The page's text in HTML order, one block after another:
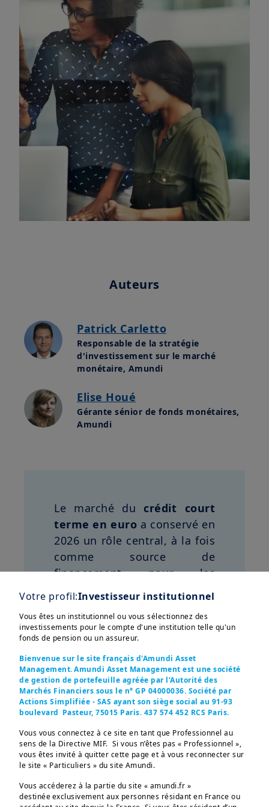
Auteurs
Patrick Carletto
Responsable de la stratégie
d'investissement sur le marché
monétaire, Amundi
Elise Houé
Gérante sénior de fonds monétaires,
Amundi
Le marché du crédit court
terme en euro a conservé en
2026 un rôle central, à la fois
comme source de
financement pour les
émetteurs IG
et comme
liquidité des investisseurs
monétaires. Le semestre a
été marqué par une reprise
des volumes, une sensibilité
accrue au contexte
géopolitique et des
émissions qui restent
majoritairement à taux
variable.
réglementation européenne,
Afficher plus
Votre profil:Investisseur institutionnel
Vous êtes un institutionnel ou vous sélectionnez des
investissements pour le compte d'une institution telle qu'un
fonds de pension ou un assureur.
Bienvenue sur le site français d'Amundi Asset
Management. Amundi Asset Management est une société
de gestion de portefeuille agréée par l’Autorité des
Marchés Financiers sous le n° GP 04000036. Société par
Actions Simplifiée - SAS ayant son siège social au 91-93
boulevard Pasteur, 75015 Paris. 437 574 452 RCS Paris.
Vous vous connectez à ce site en tant que Professionnel au
sens de la Directive MIF. Si vous n’êtes pas « Professionnel »,
vous êtes invité à quitter cette page et à vous reconnecter sur
le site « Particuliers » du site Amundi.
Vous accéderez à la partie du site « amundi.fr »
destinée exclusivement aux personnes résidant en France ou
investisseurs “Professionnels” au sens de la Directive
2004/39/CE du 21 avril 2004 « MIF »  et des articles 314-4
et suivants du Règlement Général de l’AMF. Elles ne
s’adressent pas au grand public ou aux particuliers non-
professionnels au sens de toute règlementation locale, ni
aux “US Persons”, telle que cette expression est définie
par la «Regulation S» de la Securities and Exchange
Commission en vertu du U.S. Securities Act de 1933.